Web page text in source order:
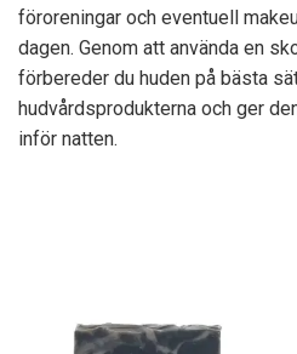
föroreningar och eventuell
dagen. Genom att använda en
förbereder du huden på bästa
hudvårdsprodukterna och ger
inför natten.